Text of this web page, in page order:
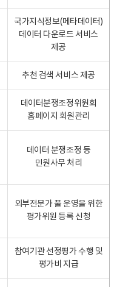
국가지식정보(메타데이터)
데이터 다운로드 서비스
제공
추천 검색 서비스 제공
데이터분쟁조정위원회
홈페이지 회원관리
데이터 분쟁조정 등
민원사무 처리
외부전문가 풀 운영을 위한
평가위원 등록 신청
참여기관 선정평가 수행 및
평가비 지급